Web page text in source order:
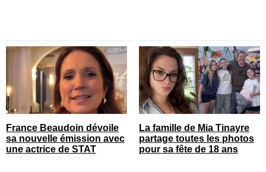
France Beaudoin dévoile
sa nouvelle émission avec
une actrice de STAT
La famille de Mia Tinayre
partage toutes les photos
pour sa fête de 18 ans